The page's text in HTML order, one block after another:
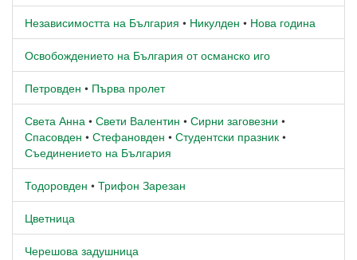
Независимостта на България • Никулден • Нова година
Освобождението на България от османско иго
Петровден • Първа пролет
Света Анна • Свети Валентин • Сирни заговезни •
Спасовден • Стефановден • Студентски празник •
Съединението на България
Тодоровден • Трифон Зарезан
Цветница
Черешова задушница